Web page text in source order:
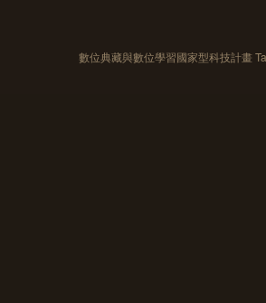
數位典藏與數位學習國家型科技計畫